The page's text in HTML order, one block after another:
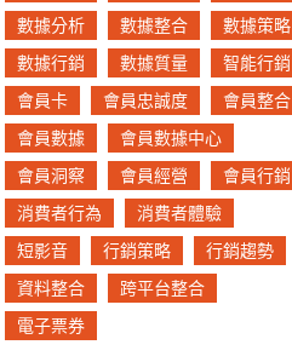
數據分析
數據整合
數據策略
數據行銷
數據質量
智能行銷
會員卡
會員忠誠度
會員整合
會員數據
會員數據中心
會員洞察
會員經營
會員行銷
消費者行為
消費者體驗
短影音
行銷策略
行銷趨勢
資料整合
跨平台整合
電子票券